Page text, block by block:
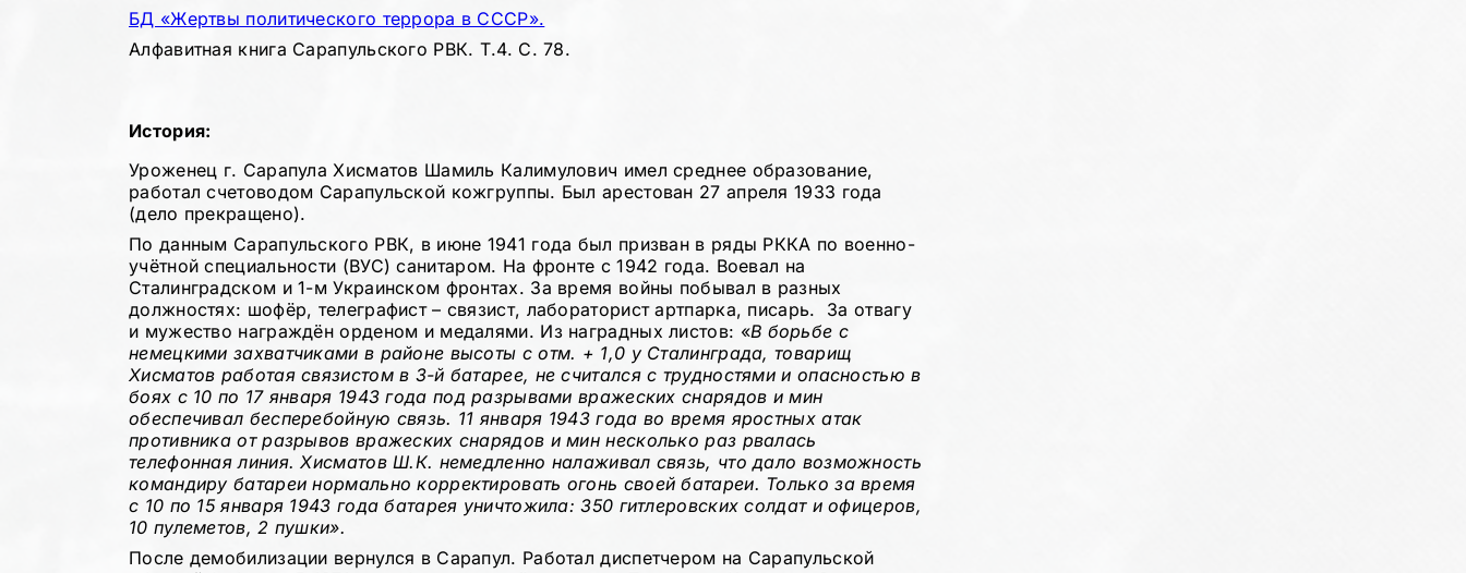
БД «Жертвы политического террора в СССР».
Алфавитная книга Сарапульского РВК. Т.4. С. 78.
История:
Уроженец г. Сарапула Хисматов Шамиль Калимулович имел среднее образование,
работал счетоводом Сарапульской кожгруппы. Был арестован 27 апреля 1933 года
(дело прекращено).
По данным Сарапульского РВК, в июне 1941 года был призван в ряды РККА по военно-
учётной специальности (ВУС) санитаром. На фронте с 1942 года. Воевал на
Сталинградском и 1-м Украинском фронтах. За время войны побывал в разных
должностях: шофёр, телеграфист – связист, лабораторист артпарка, писарь. За отвагу
и мужество награждён орденом и медалями. Из наградных листов: «В борьбе с
немецкими захватчиками в районе высоты с отм. + 1,0 у Сталинграда, товарищ
Хисматов работая связистом в 3-й батарее, не считался с трудностями и опасностью в
боях с 10 по 17 января 1943 года под разрывами вражеских снарядов и мин
обеспечивал бесперебойную связь. 11 января 1943 года во время яростных атак
противника от разрывов вражеских снарядов и мин несколько раз рвалась
телефонная линия. Хисматов Ш.К. немедленно налаживал связь, что дало возможность
командиру батареи нормально корректировать огонь своей батареи. Только за время
с 10 по 15 января 1943 года батарея уничтожила: 350 гитлеровских солдат и офицеров,
10 пулеметов, 2 пушки».
После демобилизации вернулся в Сарапул. Работал диспетчером на Сарапульской